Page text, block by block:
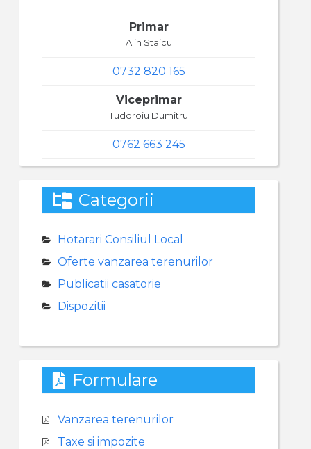
Primar
Alin Staicu
0732 820 165
Viceprimar
Tudoroiu Dumitru
0762 663 245
Categorii
Hotarari Consiliul Local
Oferte vanzarea terenurilor
Publicatii casatorie
Dispozitii
Formulare
Vanzarea terenurilor
Taxe si impozite